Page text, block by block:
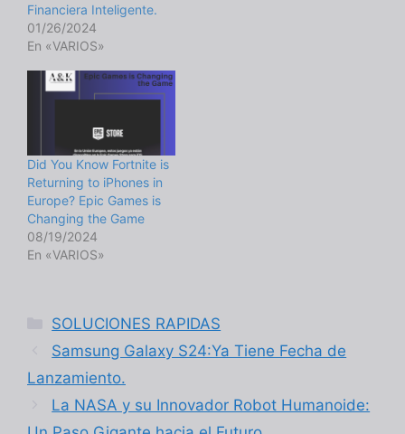
Financiera Inteligente.
01/26/2024
En «VARIOS»
Did You Know Fortnite is
Returning to iPhones in
Europe? Epic Games is
Changing the Game
08/19/2024
En «VARIOS»
Categorías
SOLUCIONES RAPIDAS
Samsung Galaxy S24:Ya Tiene Fecha de
Lanzamiento.
La NASA y su Innovador Robot Humanoide: